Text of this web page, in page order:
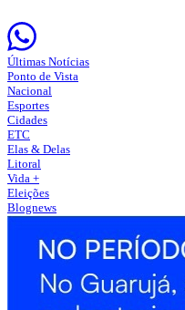
Últimas Notícias
Ponto de Vista
Nacional
Esportes
Cidades
ETC
Elas & Delas
Litoral
Vida +
Eleições
Blognews